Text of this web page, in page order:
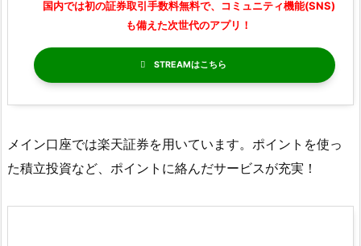
国内では初の証券取引手数料無料で、コミュニティ機能(SNS)
も備えた次世代のアプリ！
STREAM
メイン口座では楽天証券を用いています。ポイントを使っ
た積立投資など、ポイントに絡んだサービスが充実！